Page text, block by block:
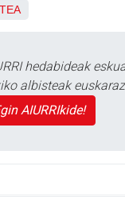
hedabideak
albisteak
AIURRIkide!